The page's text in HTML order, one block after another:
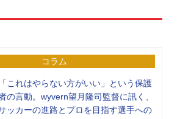
コラム
「これはやらない方がいい」という保護
の言動。wyvern望月隆司監督に訊く、
ッカーの進路とプロを目指す選手への